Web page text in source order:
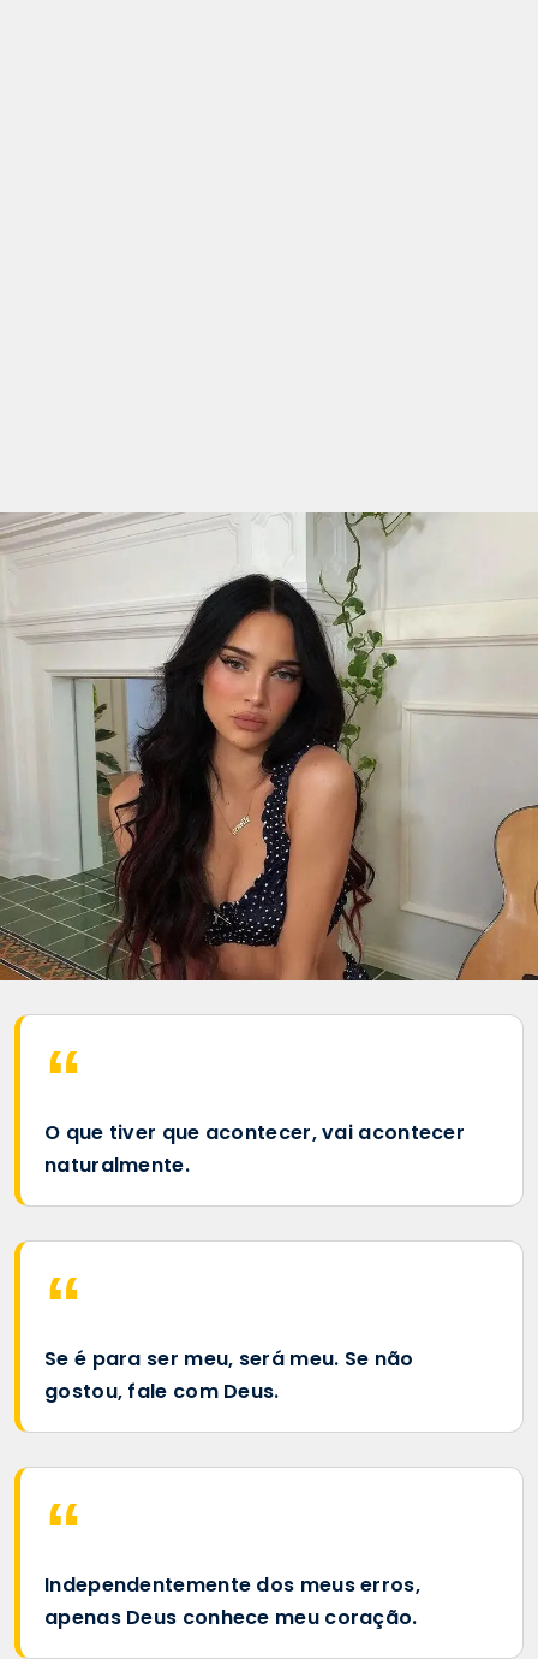
O que tiver que acontecer, vai acontecer
naturalmente.
Se é para ser meu, será meu. Se não
gostou, fale com Deus.
Independentemente dos meus erros,
apenas Deus conhece meu coração.